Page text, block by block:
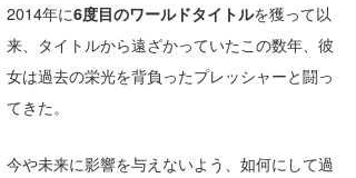
2014年に6度目のワールドタイトルを獲って以
来、タイトルから遠ざかっていたこの数年、彼
女は過去の栄光を背負ったプレッシャーと闘っ
てきた。
今や未来に影響を与えないよう、如何にして過
ライター/寄稿メディア
Core Surf Japan